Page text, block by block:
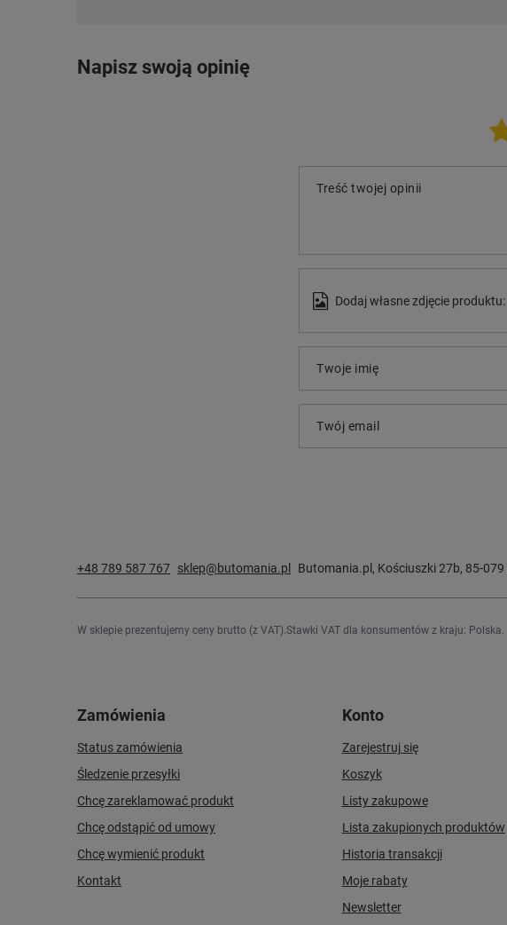
Napisz swoją opinię
Treść twojej opinii
Dodaj własne zdjęcie produktu:
Twoje imię
Twój email
+48 789 587 767 sklep@butomania.pl Butomania.pl , Kościuszki 27b, 85-079
W sklepie prezentujemy ceny brutto (z VAT). Stawki VAT dla konsumentów z kraju: Polska
Zamówienia
Status zamówienia
Śledzenie przesyłki
Chcę zareklamować produkt
Chcę odstąpić od umowy
Chcę wymienić produkt
Kontakt
Konto
Zarejestruj się
Koszyk
Listy zakupowe
Lista zakupionych produktów
Historia transakcji
Moje rabaty
Newsletter